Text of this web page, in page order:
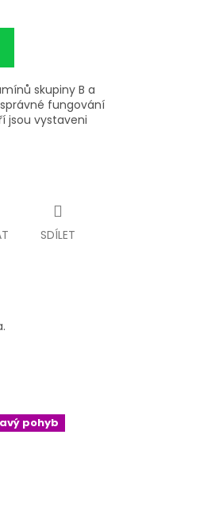
skupiny B a
fungování
jsou vystaveni
SDÍLET
pohyb